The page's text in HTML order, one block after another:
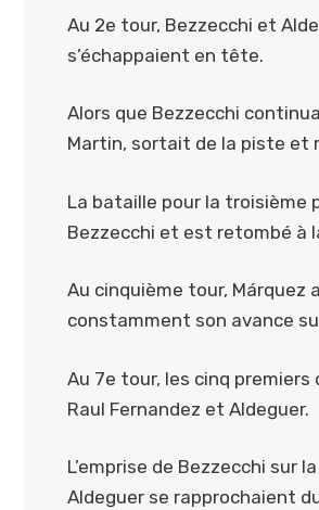
Au 2e tour, Bezzecchi et
s’échappaient en tête.
Alors que Bezzecchi
Martin, sortait de la piste et
La bataille pour la troisième
Bezzecchi et est retombé à
Au cinquième tour,
constamment son avance
Au 7e tour, les cinq
Raul Fernandez et Aldeguer.
L’emprise de Bezzecchi sur
Aldeguer se rapprochaient